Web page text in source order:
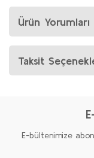
Ürün Yorumları
Taksit
E-bültenimize